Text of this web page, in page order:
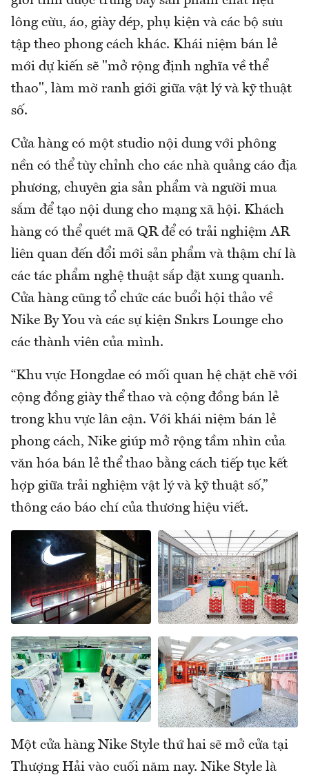
lông cừu, áo, giày dép, phụ kiện và các bộ sưu
tập theo phong cách khác. Khái niệm bán lẻ
mới dự kiến sẽ "mở rộng định nghĩa về thể
thao", làm mờ ranh giới giữa vật lý và kỹ thuật
số.
Cửa hàng có một studio nội dung với phông
nền có thể tùy chỉnh cho các nhà quảng cáo địa
phương, chuyên gia sản phẩm và người mua
sắm để tạo nội dung cho mạng xã hội. Khách
hàng có thể quét mã QR để có trải nghiệm AR
liên quan đến đổi mới sản phẩm và thậm chí là
các tác phẩm nghệ thuật sắp đặt xung quanh.
Cửa hàng cũng tổ chức các buổi hội thảo về
Nike By You và các sự kiện Snkrs Lounge cho
các thành viên của mình.
“Khu vực Hongdae có mối quan hệ chặt chẽ với
cộng đồng giày thể thao và cộng đồng bán lẻ
trong khu vực lân cận. Với khái niệm bán lẻ
phong cách, Nike giúp mở rộng tầm nhìn của
văn hóa bán lẻ thể thao bằng cách tiếp tục kết
hợp giữa trải nghiệm vật lý và kỹ thuật số,”
thông cáo báo chí của thương hiệu viết.
Một cửa hàng Nike Style thứ hai sẽ mở cửa tại
Thượng Hải vào cuối năm nay. Nike Style là